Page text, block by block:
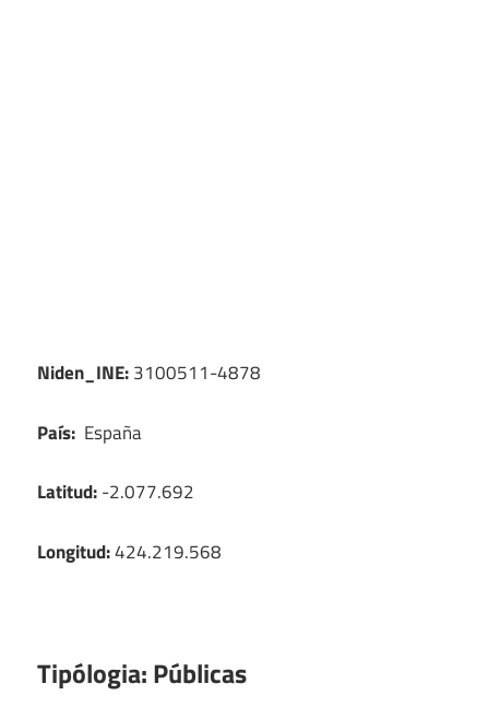
Niden_INE:3100511-4878
País: España
Latitud:-2.077.692
Longitud:424.219.568
Tipólogia:Públicas